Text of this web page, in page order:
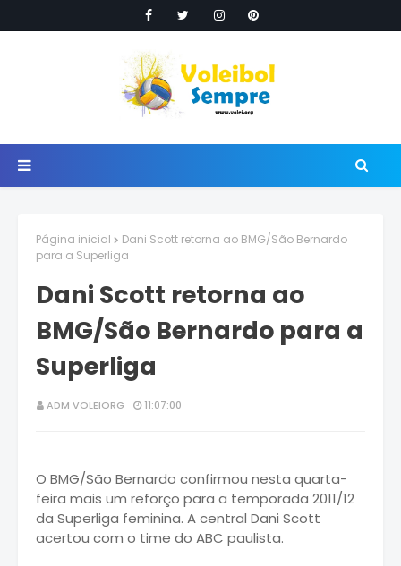
Página inicial
Dani Scott retorna ao BMG/São Bernardo
para a Superliga
Dani Scott retorna ao
BMG/São Bernardo para a
Superliga
ADM VOLEIORG 11:07:00
O BMG/São Bernardo confirmou nesta quarta-
feira mais um reforço para a temporada 2011/12
da Superliga feminina. A central Dani Scott
acertou com o time do ABC paulista.